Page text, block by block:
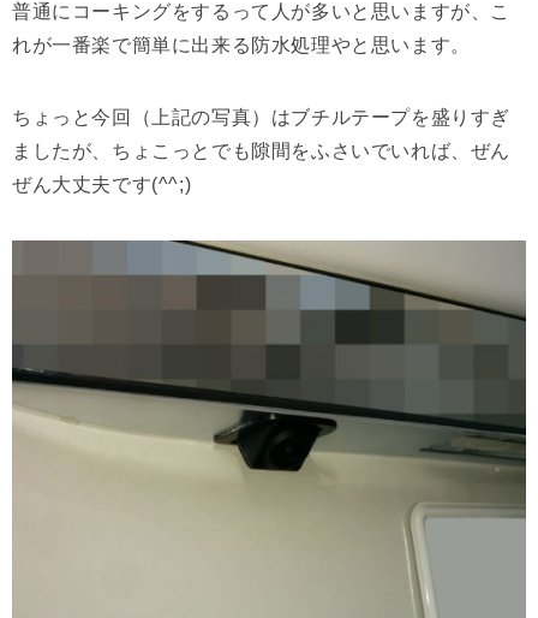
普通にコーキングをするって人が多いと思いますが、こ
れが一番楽で簡単に出来る防水処理やと思います。
ちょっと今回（上記の写真）はブチルテープを盛りすぎ
ましたが、ちょこっとでも隙間をふさいでいれば、ぜん
ぜん大丈夫です(^^;)